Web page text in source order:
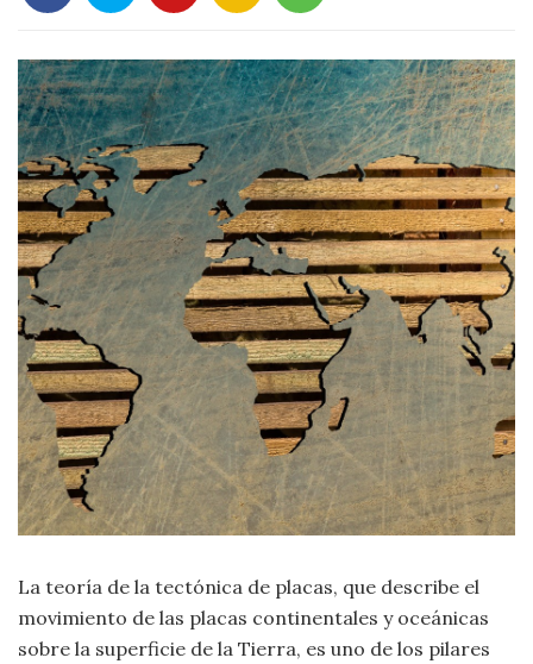
Leyes
Literatura
Moda
y
Tendencias
Naturaleza
Psicología
Religión
Salud
Sociología
Tecnología
La teoría de la tectónica de placas, que describe el
movimiento de las placas continentales y oceánicas
sobre la superficie de la Tierra, es uno de los pilares